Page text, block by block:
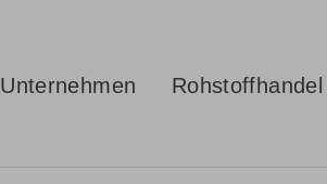
Unternehmen Rohstoffhandel